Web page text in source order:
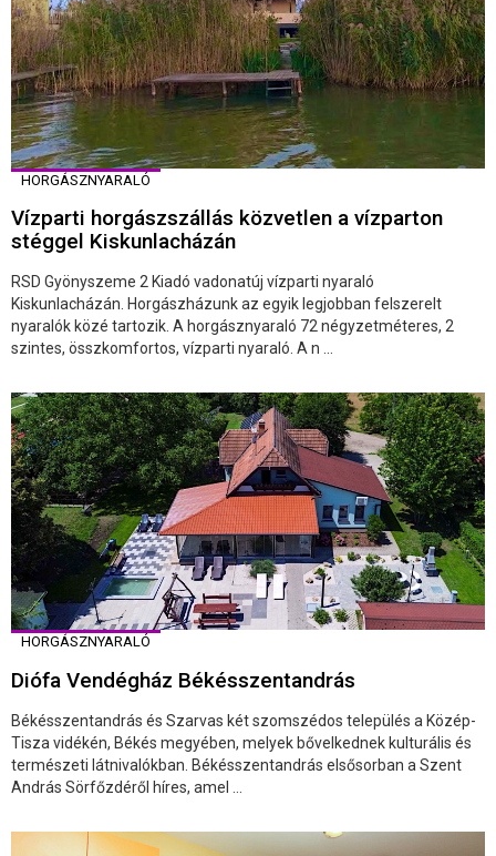
HORGÁSZNYARALÓ
Vízparti horgászszállás közvetlen a vízparton
stéggel Kiskunlacházán
RSD Gyönyszeme 2 Kiadó vadonatúj vízparti nyaraló
Kiskunlacházán. Horgászházunk az egyik legjobban felszerelt
nyaralók közé tartozik. A horgásznyaraló 72 négyzetméteres, 2
szintes, összkomfortos, vízparti nyaraló. A n ...
HORGÁSZNYARALÓ
Diófa Vendégház Békésszentandrás
Békésszentandrás és Szarvas két szomszédos település a Közép-
Tisza vidékén, Békés megyében, melyek bővelkednek kulturális és
természeti látnivalókban. Békésszentandrás elsősorban a Szent
András Sörfőzdéről híres, amel ...